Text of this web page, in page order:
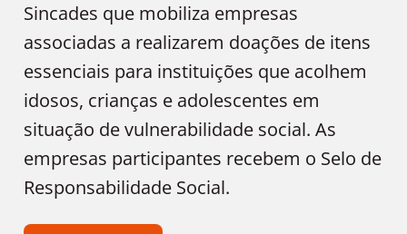
Sincades que mobiliza empresas
associadas a realizarem doações de itens
essenciais para instituições que acolhem
idosos, crianças e adolescentes em
situação de vulnerabilidade social. As
empresas participantes recebem o Selo de
Responsabilidade Social.